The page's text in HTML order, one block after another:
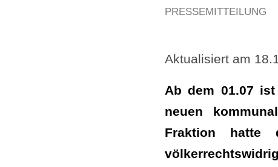
PRESSEMITTEILUNG
Aktualisiert am
Ab dem 01.07
neuen
Fraktion hatte